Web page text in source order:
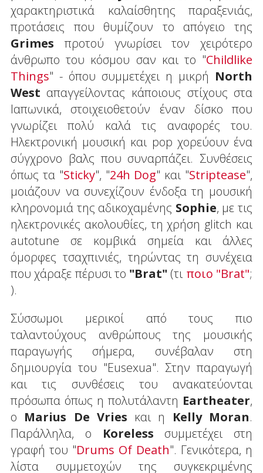
χαρακτηριστικά καλαίσθητης παραξενιάς,
προτάσεις που θυμίζουν το απόγειο της
Grimes προτού γνωρίσει τον χειρότερο
άνθρωπο του κόσμου σαν και το "Childlike
Things" - όπου συμμετέχει η μικρή North
West απαγγείλοντας κάποιους στίχους στα
Ιαπωνικά, στοιχειοθετούν έναν δίσκο που
γνωρίζει πολύ καλά τις αναφορές του.
Ηλεκτρονική μουσική και pop χορεύουν ένα
σύγχρονο βαλς που συναρπάζει. Συνθέσεις
όπως τα "Sticky", "24h Dog" και "Striptease",
μοιάζουν να συνεχίζουν ένδοξα τη μουσική
κληρονομιά της αδικοχαμένης Sophie, με τις
ηλεκτρονικές ακολουθίες, τη χρήση glitch και
autotune σε κομβικά σημεία και άλλες
όμορφες τσαχπινιές, τηρώντας τη συνέχεια
που χάραξε πέρυσι το "Brat" (τι ποιο "Brat";
).
Σύσσωμοι μερικοί από τους πιο
ταλαντούχους ανθρώπους της μουσικής
παραγωγής σήμερα, συνέβαλαν στη
δημιουργία του "Eusexua". Στην παραγωγή
και τις συνθέσεις του ανακατεύονται
πρόσωπα όπως η πολυτάλαντη Eartheater,
o Marius De Vries και η Kelly Moran.
Παράλληλα, ο Koreless συμμετέχει στη
γραφή του "Drums Of Death". Γενικότερα, η
λίστα συμμετοχών της συγκεκριμένης